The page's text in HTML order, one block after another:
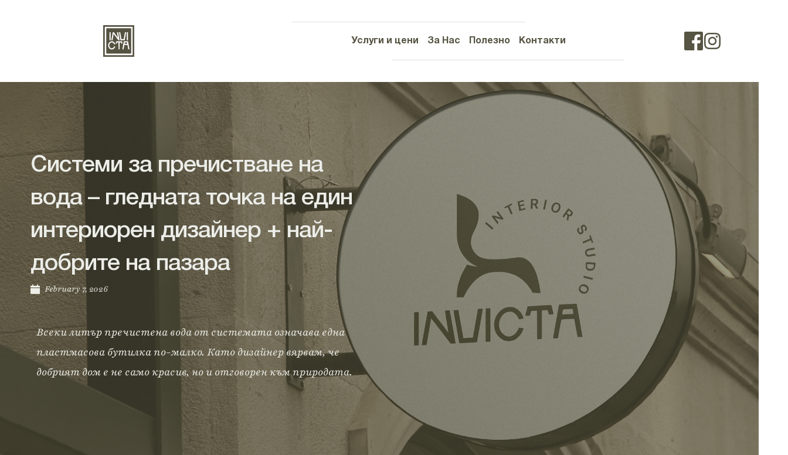
Услуги и цени За Нас Полезно Контакти
Системи за пречистване на
вода – гледната точка на един
интериорен дизайнер + най-
добрите на пазара
February 7, 2026
Всеки литър пречистена вода от системата означава една
пластмасова бутилка по-малко. Като дизайнер вярвам, че
добрият дом е не само красив, но и отговорен към природата.